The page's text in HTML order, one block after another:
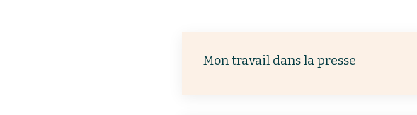
Mon travail dans la presse